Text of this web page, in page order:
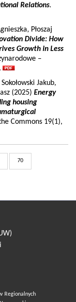
Relations.
Płoszaj
Divide: How
Growth in Less
–
Jakub,
(2025) Energy
housing
Commons 19(1),
70
Regionalnych